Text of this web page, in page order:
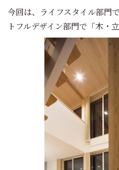
今回は、ライフスタイル部門
トフルデザイン部門で「木・